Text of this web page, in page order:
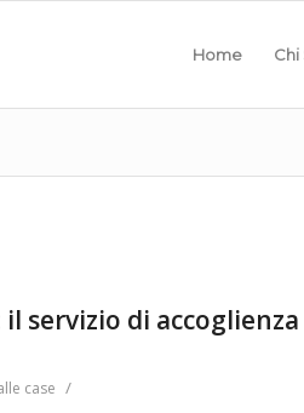
Home Chi
il servizio di
case /